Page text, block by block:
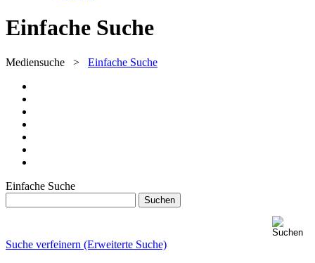
Einfache Suche
Mediensuche > Einfache Suche
Einfache Suche
Suche verfeinern (Erweiterte Suche)